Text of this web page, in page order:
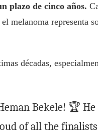
plazo de cinco años.
melanoma representa
décadas,
Bekele! 🏆
of all the